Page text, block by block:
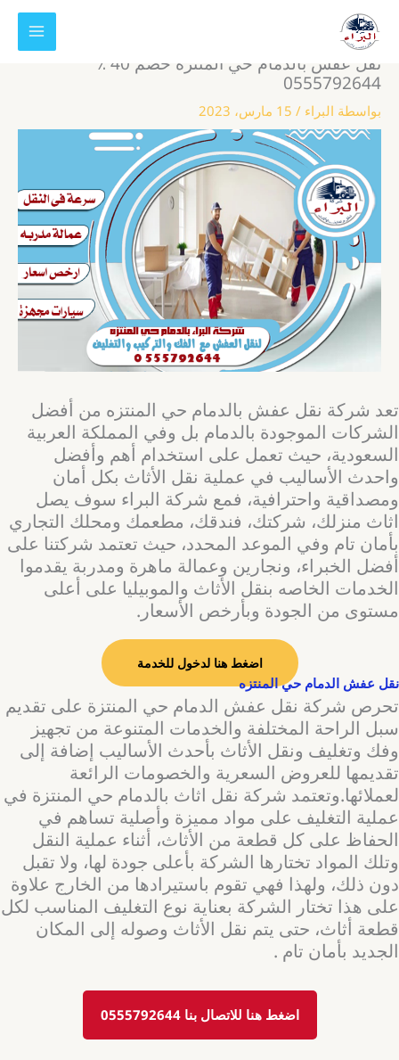
تخطي
المحتوى
نقل عفش بالدمام حي المنتزه خصم 40 ٪
0555792644
بواسطة البراء / 15 مارس، 2023
تعد شركة نقل عفش بالدمام حي المنتزه من أفضل
الشركات الموجودة بالدمام بل وفي المملكة العربية
السعودية، حيث تعمل على استخدام أهم وأفضل
واحدث الأساليب في عملية نقل الأثاث بكل أمان
ومصداقية واحترافية، فمع شركة البراء سوف يصل
اثاث منزلك، شركتك، فندقك، مطعمك ومحلك التجاري
بأمان تام وفي الموعد المحدد، حيث تعتمد شركتنا على
أفضل الخبراء، ونجارين وعمالة ماهرة ومدربة يقدموا
الخدمات الخاصه بنقل الأثاث والموبيليا على أعلى
مستوى من الجودة وبأرخص الأسعار.
اضغط هنا لدخول للخدمة
نقل عفش الدمام حي المنتزه
تحرص شركة نقل عفش الدمام حي المنتزة على تقديم
سبل الراحة المختلفة والخدمات المتنوعة من تجهيز
وفك وتغليف ونقل الأثاث بأحدث الأساليب إضافة إلى
تقديمها للعروض السعرية والخصومات الرائعة
لعملائها.وتعتمد شركة نقل اثاث بالدمام حي المنتزة في
عملية التغليف على مواد مميزة وأصلية تساهم في
الحفاظ على كل قطعة من الأثاث، أثناء عملية النقل
وتلك المواد تختارها الشركة بأعلى جودة لها، ولا تقبل
دون ذلك، ولهذا فهي تقوم باستيرادها من الخارج علاوة
على هذا تختار الشركة بعناية نوع التغليف المناسب لكل
قطعة أثاث، حتى يتم نقل الأثاث وصوله إلى المكان
الجديد بأمان تام .
اضغط هنا للاتصال بنا 0555792644